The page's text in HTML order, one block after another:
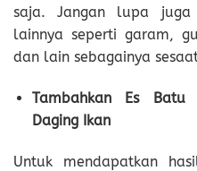
saja. Jangan lupa juga
lainnya seperti garam,
dan lain sebagainya
Tambahkan Es Batu
Daging Ikan
Untuk mendapatkan